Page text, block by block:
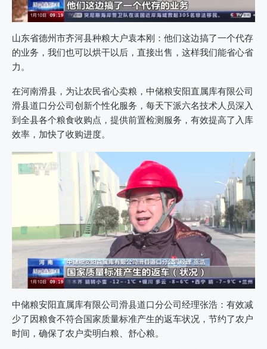
山东省德州市齐河县种粮大户袁本刚：他们这边搞了一个代存
的业务，我们也可以烘干以后，直接出售，这样我们能省心省
力。
在河南滑县，为让农民省心卖粮，中储粮安阳直属库有限公司
滑县道口分公司创新个性化服务，每天下派六名技术人员深入
到全县各个粮食收购点，提供前置检测服务，有效提高了入库
效率，加快了收购进度。
中储粮安阳直属库有限公司滑县道口分公司经理张浩：有效减
少了因粮食不符合国家质量标准产生的返车状况，节约了农户
时间，确保了农户卖明白粮、舒心粮。